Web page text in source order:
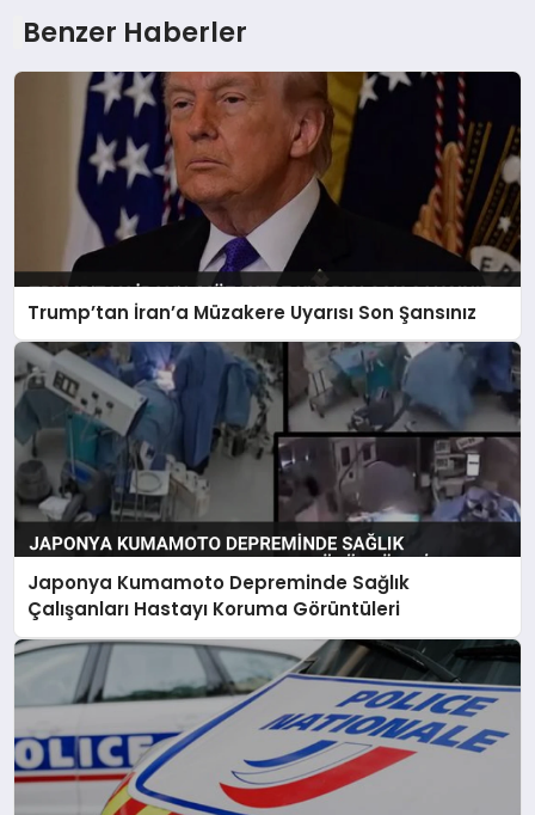
Benzer Haberler
Trump’tan İran’a Müzakere Uyarısı Son Şansınız
Japonya Kumamoto Depreminde Sağlık
Çalışanları Hastayı Koruma Görüntüleri